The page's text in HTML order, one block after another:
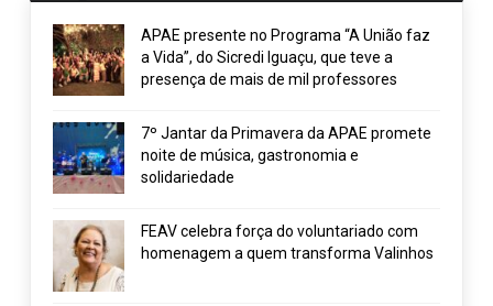
APAE presente no Programa “A União faz
a Vida”, do Sicredi Iguaçu, que teve a
presença de mais de mil professores
7º Jantar da Primavera da APAE promete
noite de música, gastronomia e
solidariedade
FEAV celebra força do voluntariado com
homenagem a quem transforma Valinhos